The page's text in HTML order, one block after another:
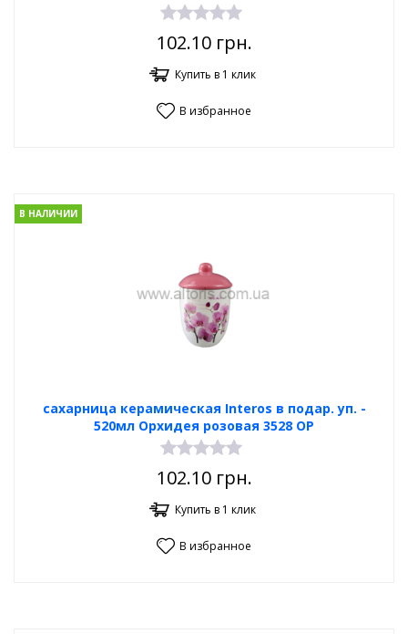
102.10грн.
Купить в 1 клик
В избранное
сахарница керамическая Interos в подар. уп. -
520мл Орхидея розовая 3528 OP
В НАЛИЧИИ
102.10грн.
Купить в 1 клик
В избранное